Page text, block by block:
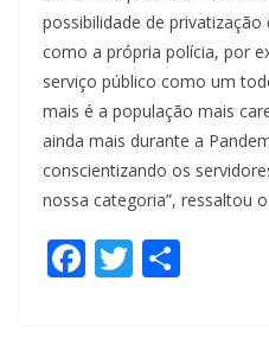
possibilidade de privatização
como a própria polícia, por
serviço público como um
mais é a população mais
ainda mais durante a
conscientizando os
nossa categoria”, ressaltou
F T